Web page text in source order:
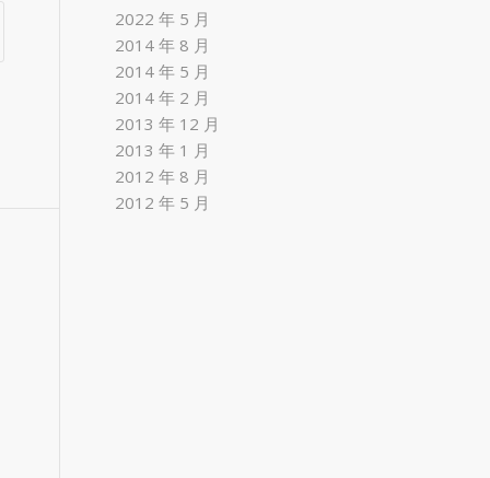
2022 年 5 月
2014 年 8 月
2014 年 5 月
2014 年 2 月
2013 年 12 月
2013 年 1 月
2012 年 8 月
2012 年 5 月